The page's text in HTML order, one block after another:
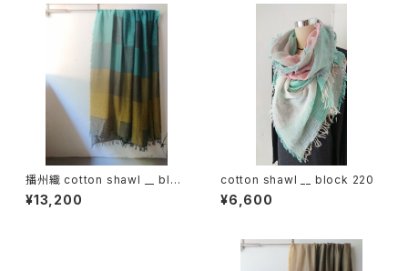
播州織 cotton shawl __ bloc
k 220-120 秋水GK
¥13,200
cotton shawl __ block 220
¥6,600